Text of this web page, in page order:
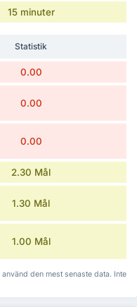
15 minuter
Statistik
0.00
0.00
0.00
2.30 Mål
1.30 Mål
1.00 Mål
den mest senaste data. Inte